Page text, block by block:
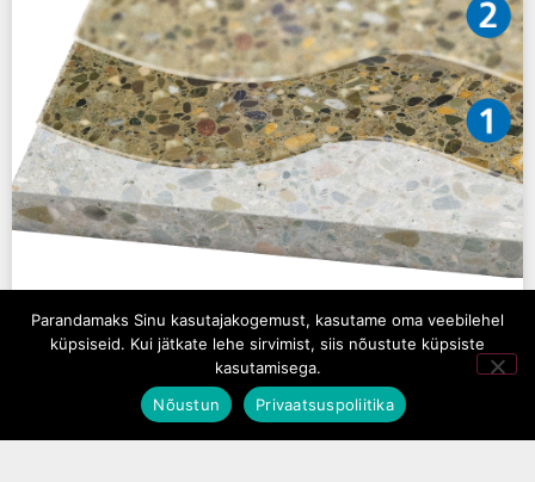
Süsteem D2
Kergelt libisemiskindel, antibakteriaalne ja madala
emissiooniga epoksiidvaigukate
Parandamaks Sinu kasutajakogemust, kasutame oma veebilehel
küpsiseid. Kui jätkate lehe sirvimist, siis nõustute küpsiste
kasutamisega.
Nõustun
Privaatsuspoliitika